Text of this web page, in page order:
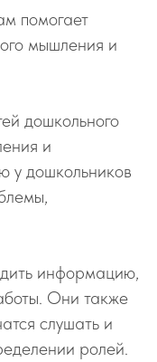
помогает
мышления и
дошкольного
и
у дошкольников
информацию,
Они также
слушать и
ролей.